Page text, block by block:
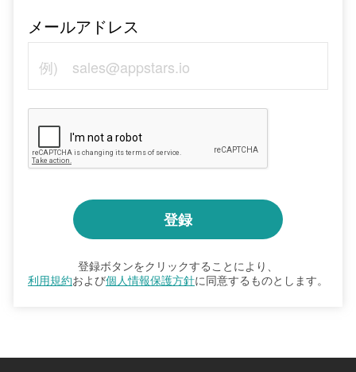
メールアドレス
登録ボタンをクリックすることにより、
利用規約および個人情報保護方針に同意するものとします。